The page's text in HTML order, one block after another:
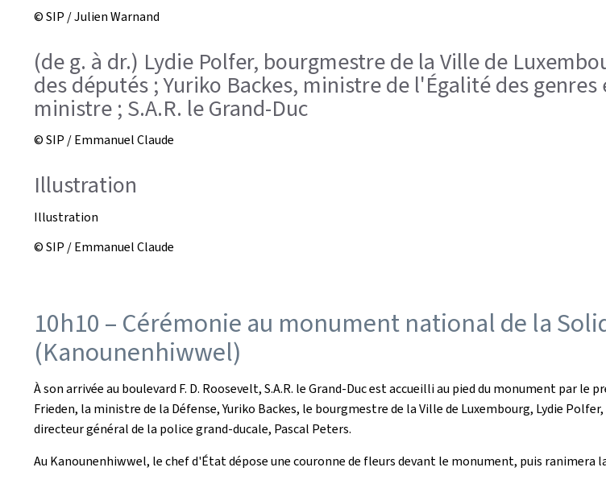
© SIP / Julien Warnand
(de g. à dr.) Lydie Polfer, bourgmestre de la Ville de
des députés ; Yuriko Backes, ministre de l'Égalité des
ministre ; S.A.R. le Grand-Duc
© SIP / Emmanuel Claude
Illustration
Illustration
© SIP / Emmanuel Claude
10h10 – Cérémonie au monument national de la
(Kanounenhiwwel)
À son arrivée au boulevard F. D. Roosevelt, S.A.R. le Grand-Duc est accueilli au pied du monument par
Frieden, la ministre de la Défense, Yuriko Backes, le bourgmestre de la Ville de Luxembourg, Lydie
directeur général de la police grand-ducale, Pascal Peters.
Au Kanounenhiwwel, le chef d'État dépose une couronne de fleurs devant le monument, puis ranimera